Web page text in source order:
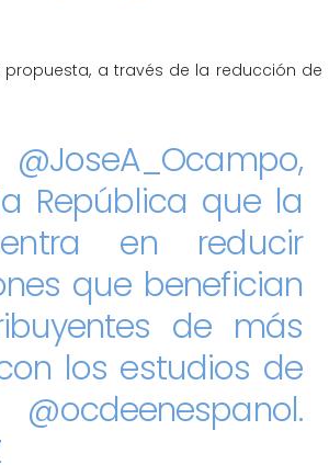
a través de la reducción de
@JoseA_Ocampo,
República que la
en reducir
que benefician
de más
los estudios de
@ocdeenespanol.